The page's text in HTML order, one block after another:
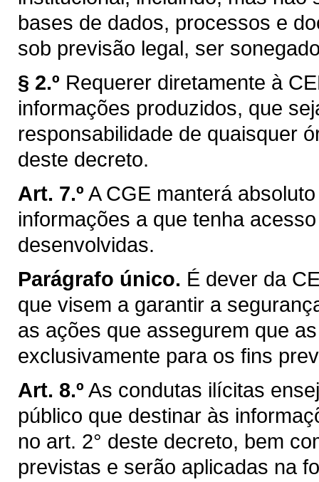
bases de dados, processos e
sob previsão legal, ser
§ 2.º Requerer diretamente à
informações produzidos, que
responsabilidade de quaisquer
deste decreto.
Art. 7.º A CGE manterá
informações a que tenha
desenvolvidas.
Parágrafo único. É dever da
que visem a garantir a
as ações que assegurem que
exclusivamente para os fins
Art. 8.º As condutas ilícitas
público que destinar às
no art. 2° deste decreto, bem
previstas e serão aplicadas na